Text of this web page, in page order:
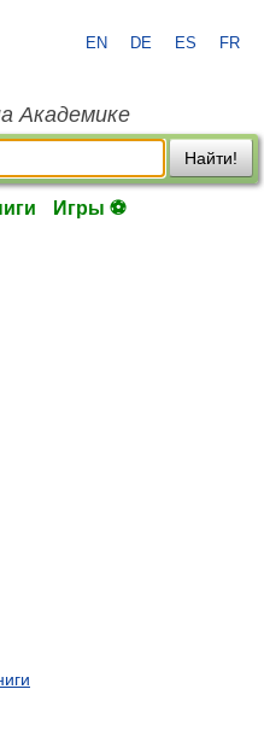
EN DE ES FR
Академике
Найти!
Игры ⚽